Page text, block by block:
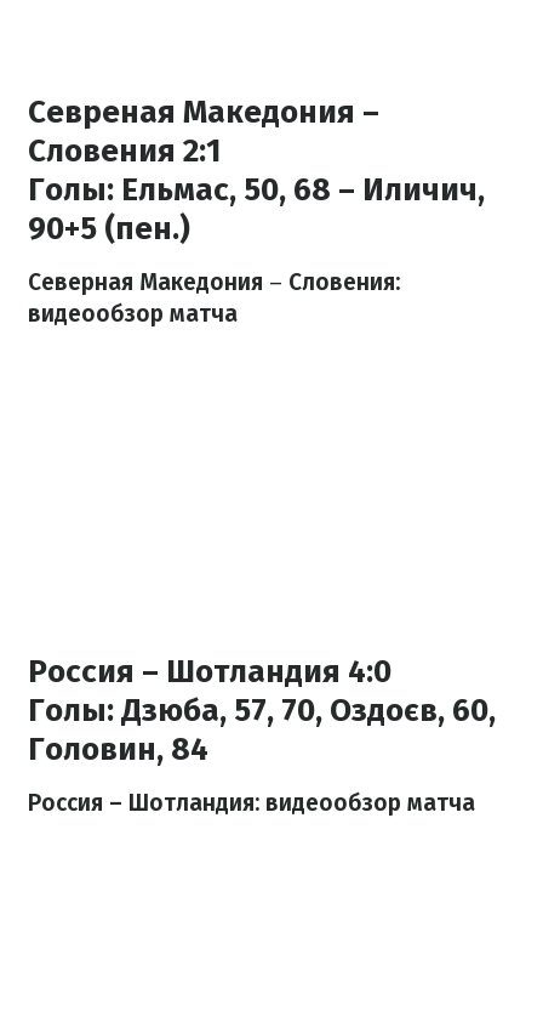
Севреная Македония –
Словения 2:1
Голы: Ельмас, 50, 68 – Иличич,
90+5 (пен.)
Северная Македония – Словения:
видеообзор матча
Россия – Шотландия 4:0
Голы:Дзюба, 57, 70, Оздоєв, 60,
Головин, 84
Россия – Шотландия: видеообзор матча